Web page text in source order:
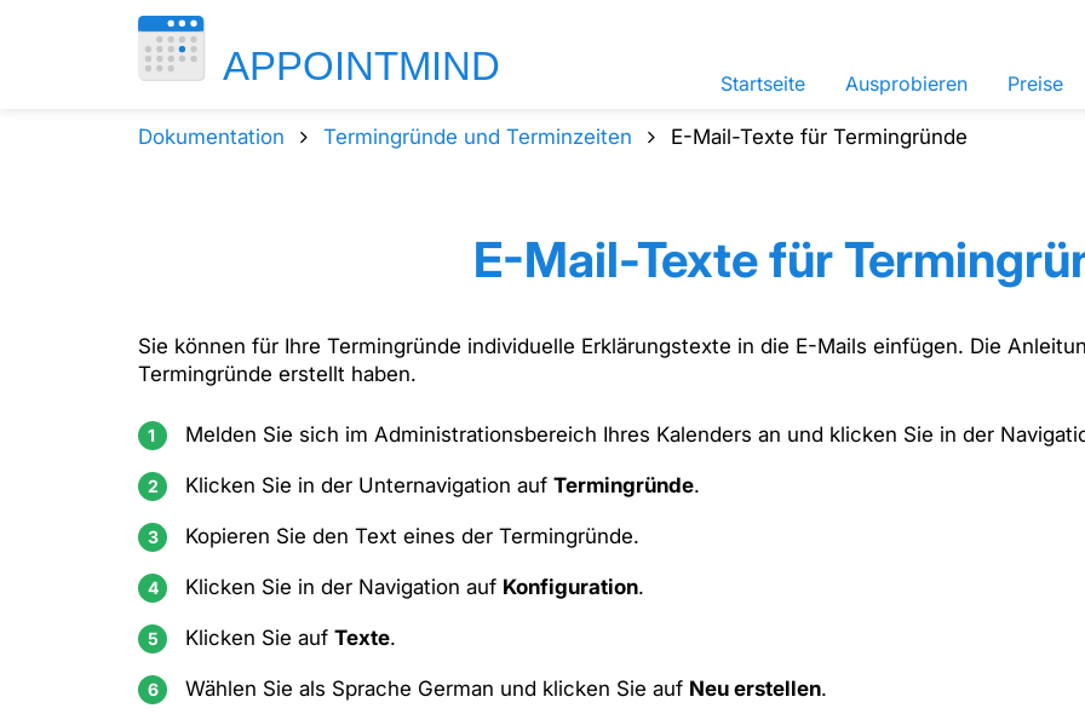
Startseite Ausprobieren Preise
Dokumentation Termingründe und Terminzeiten E-Mail-Texte für Termingründe
E-Mail-Texte für
Sie können für Ihre Termingründe individuelle Erklärungstexte in die E-Mails einfügen. Die
Termingründe erstellt haben.
Melden Sie sich im Administrationsbereich Ihres Kalenders an und klicken Sie in der
Klicken Sie in der Unternavigation auf Termingründe.
Kopieren Sie den Text eines der Termingründe.
Klicken Sie in der Navigation auf Konfiguration.
Klicken Sie auf Texte.
Wählen Sie als Sprache German und klicken Sie auf Neu erstellen.